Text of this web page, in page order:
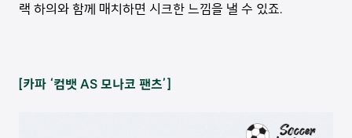
랙 하의와 함께 매치하면 시크한 느낌을 낼 수 있죠.
[카파 ‘컴뱃 AS 모나코 팬츠’]